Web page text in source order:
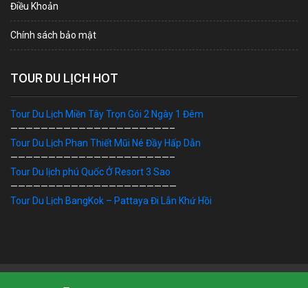
Điều Khoản
Chính sách bảo mật
TOUR DU LỊCH HOT
Tour Du Lịch Miền Tây Trọn Gói 2 Ngày 1 Đêm
—————————————————————–
Tour Du Lịch Phan Thiết Mũi Né Đầy Hấp Dẫn
—————————————————————–
Tour Du lịch phú Quốc Ở Resort 3 Sao
——————————————————————
Tour Du Lịch BangKok – Pattaya Đi Lẫn Khứ Hồi